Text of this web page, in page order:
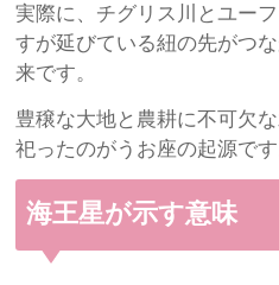
実際に、チグリス川とユー
すが延びている紐の先がつ
来です。
豊穣な大地と農耕に不可欠
祀ったのがうお座の起源です
海王星が示す意味